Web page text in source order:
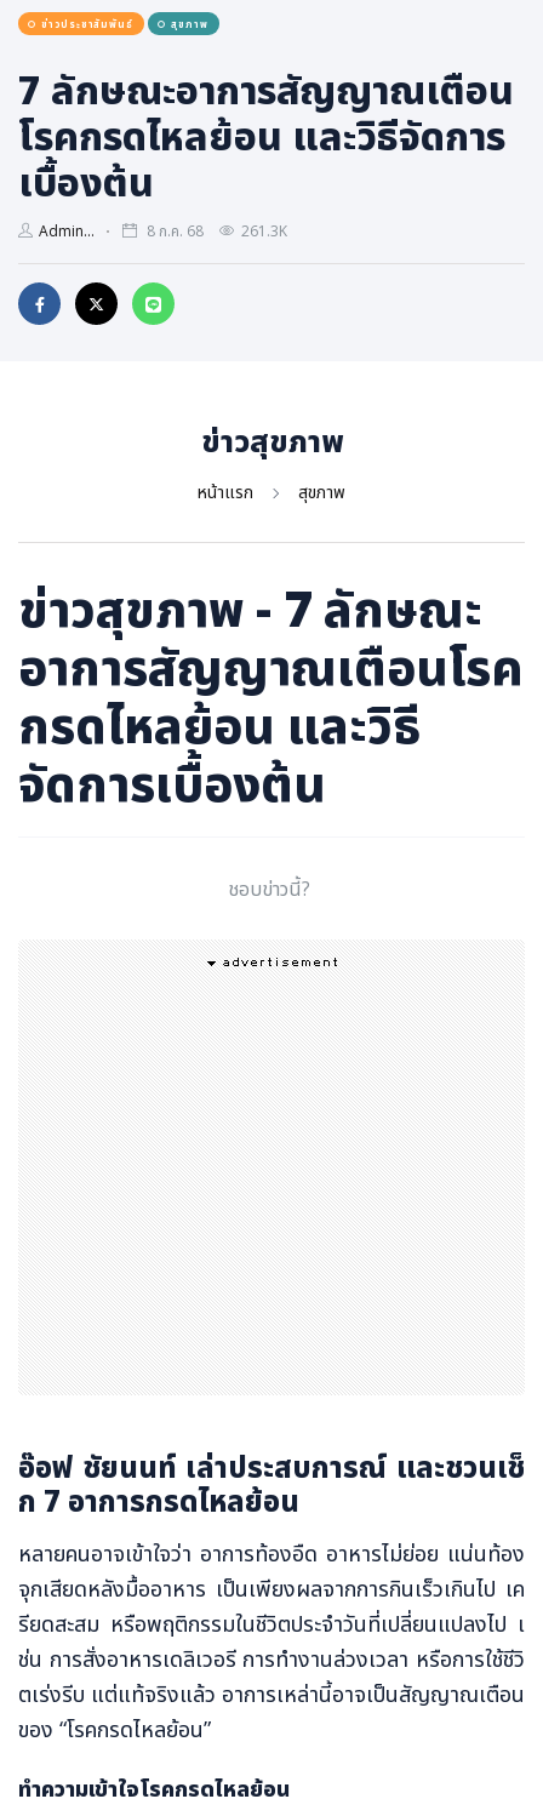
ธุรกิจ, สังคม
เศรษฐกิจ, การเงิน
พลังงาน, สิ่งแวดล้อม
ยานยนต์
ขนส่ง
กิจกรรม
ข่าวประชาสัมพันธ์ สุขภาพ
7 ลักษณะอาการสัญญาณเตือน
โรคกรดไหลย้อน และวิธีจัดการ
เบื้องต้น
Admin... 8 ก.ค. 68 261.3K
ข่าวสุขภาพ
หน้าแรก สุขภาพ
ข่าวสุขภาพ - 7 ลักษณะ
อาการสัญญาณเตือนโรค
กรดไหลย้อน และวิธี
จัดการเบื้องต้น
ชอบข่าวนี้?
อ๊อฟ ชัยนนท์ เล่าประสบการณ์ และชวนเช็
ก 7 อาการกรดไหลย้อน
หลายคนอาจเข้าใจว่า อาการท้องอืด อาหารไม่ย่อย แน่นท้อง
จุกเสียดหลังมื้ออาหาร เป็นเพียงผลจากการกินเร็วเกินไป เค
รียดสะสม หรือพฤติกรรมในชีวิตประจำวันที่เปลี่ยนแปลงไป เ
ช่น การสั่งอาหารเดลิเวอรี การทำงานล่วงเวลา หรือการใช้ชีวิ
ตเร่งรีบ แต่แท้จริงแล้ว อาการเหล่านี้อาจเป็นสัญญาณเตือน
ของ “โรคกรดไหลย้อน”
ทำความเข้าใจโรคกรดไหลย้อน